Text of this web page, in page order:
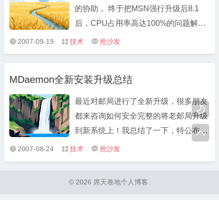


的协助， 终于把MSN强行升级后8.1
后，CPU占用率高达100%的问题解决
了。 下面提供微软技术人员给出的解决
办法总结如下： 1、检查是否为官方网
查是否安装插件（个人备注说明：例如
Msnshell启用照片幻灯片更换功能也 ...
 2007-09-19  技术  抢沙发
MDaemon全新安装升级总结
最近对邮局进行了全新升级，很多朋友
都来咨询如何安全完整的将老邮局升级
到新系统上！我总结了一下，特公布出
来与大家分享。因为最近自己用的机器
上网速度慢，所以耽搁了好长时间，还
 2007-08-24  技术  抢沙发
© 2026 席天卷地个人博客.